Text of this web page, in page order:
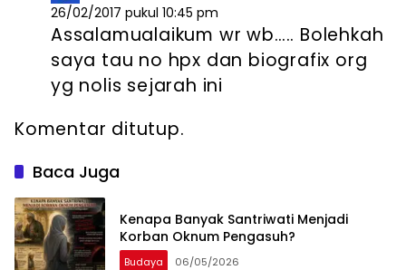
26/02/2017 pukul 10:45 pm
Assalamualaikum wr wb….. Bolehkah
saya tau no hpx dan biografix org
yg nolis sejarah ini
Komentar ditutup.
Baca Juga
Kenapa Banyak Santriwati Menjadi
Korban Oknum Pengasuh?
Budaya 06/05/2026